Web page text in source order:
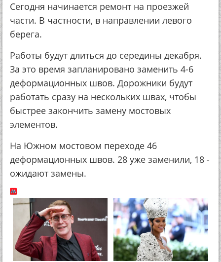
Сегодня начинается ремонт на проезжей
части. В частности, в направлении левого
берега.
Работы будут длиться до середины декабря.
За это время запланировано заменить 4-6
деформационных швов. Дорожники будут
работать сразу на нескольких швах, чтобы
быстрее закончить замену мостовых
элементов.
На Южном мостовом переходе 46
деформационных швов. 28 уже заменили, 18 -
ожидают замены.